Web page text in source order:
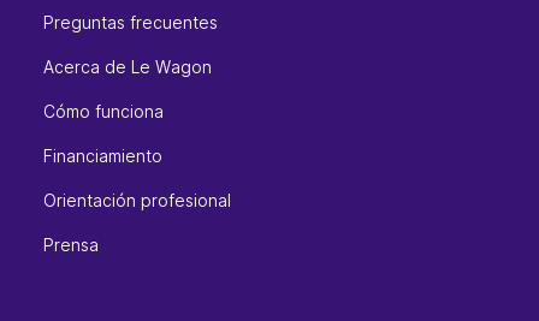
Preguntas frecuentes
Acerca de Le Wagon
Cómo funciona
Financiamiento
Orientación profesional
Prensa